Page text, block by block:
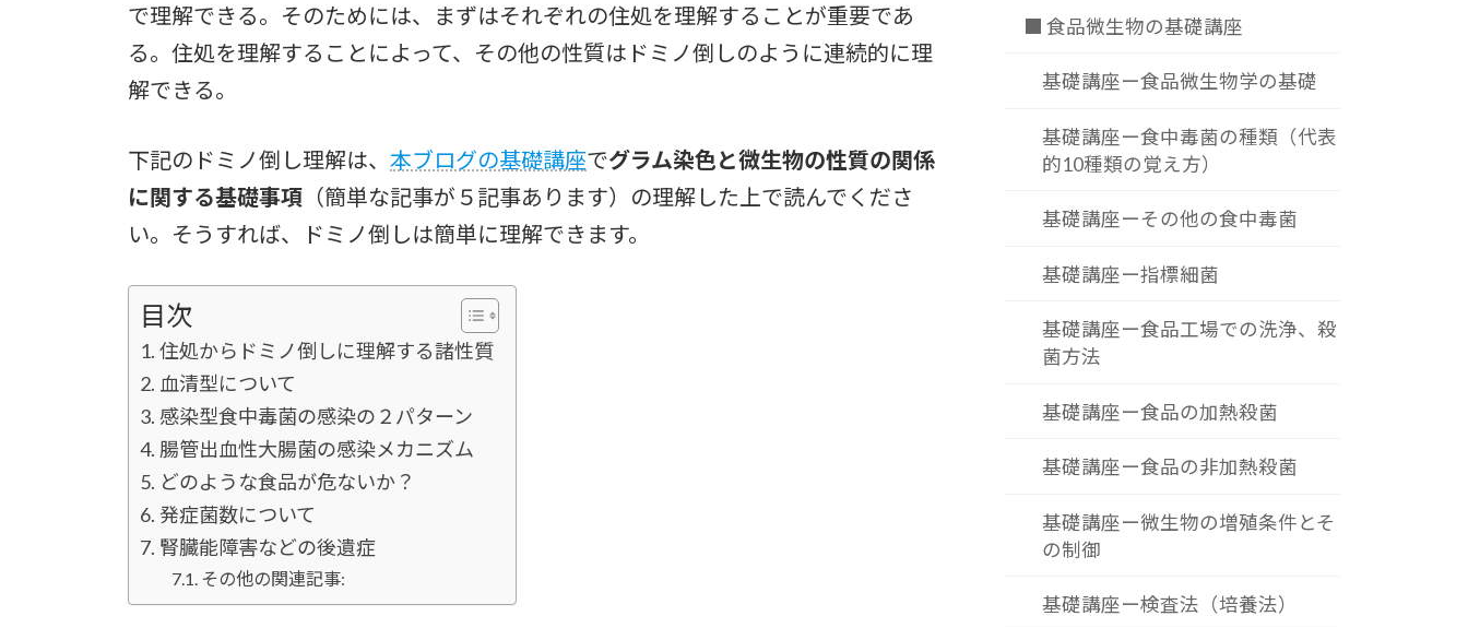
で理解できる。そのためには、まずはそれぞれの住処を理解することが重要であ
る。住処を理解することによって、その他の性質はドミノ倒しのように連続的に理
解できる。
下記のドミノ倒し理解は、 本ブログの基礎講座でグラム染色と微生物の性質の関係
に関する基礎事項 （簡単な記事が５記事あります）の理解した上で読んでくださ
い。そうすれば、ドミノ倒しは簡単に理解できます。
目次
住処からドミノ倒しに理解する諸性質
血清型について
感染型食中毒菌の感染の２パターン
腸管出血性大腸菌の感染メカニズム
どのような食品が危ないか？
発症菌数について
腎臓能障害などの後遺症
その他の関連記事:
■ 食品微生物の基礎講座
基礎講座ー食品微生物学の基礎
基礎講座ー食中毒菌の種類（代表
的10種類の覚え方）
基礎講座ーその他の食中毒菌
基礎講座ー指標細菌
基礎講座ー食品工場での洗浄、殺
菌方法
基礎講座ー食品の加熱殺菌
基礎講座ー食品の非加熱殺菌
基礎講座ー微生物の増殖条件とそ
の制御
基礎講座ー検査法（培養法）